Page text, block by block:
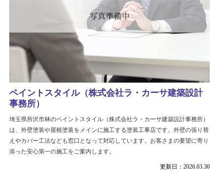
更新日：2026.03.30
ペイントスタイル（株式会社ラ・カーサ建築設計
事務所）
埼玉県所沢市林のペイントスタイル（株式会社ラ・カーサ建築設計事務所）
は、外壁塗装や屋根塗装をメインに施工する塗装工事店です。外壁の張り替
えやカバー工法なども窓口となって対応しています。お客さまの要望に寄り
添った安心第一の施工をご案内します。